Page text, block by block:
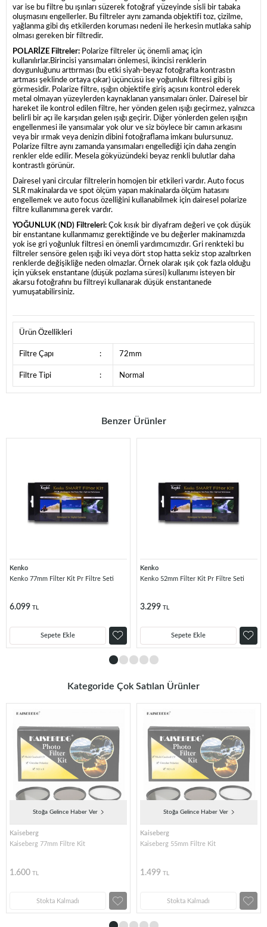
var ise bu filtre bu ışınları süzerek fotoğraf yüzeyinde sisli bir tabaka
oluşmasını engellerler. Bu filtreler aynı zamanda objektifi toz, çizilme,
yağlanma gibi dış etkilerden koruması nedeni ile herkesin mutlaka sahip
olması gereken bir filtredir.
POLARİZE Filtreler: Polarize filtreler üç önemli amaç için
kullanılırlar.Birincisi yansımaları önlemesi, ikincisi renklerin
doygunluğunu arttırması (bu etki siyah-beyaz fotoğrafta kontrastın
artması şeklinde ortaya çıkar) üçüncüsü ise yoğunluk filtresi gibi iş
görmesidir. Polarize filtre, ışığın objektife giriş açısını kontrol ederek
metal olmayan yüzeylerden kaynaklanan yansımaları önler. Dairesel bir
hareket ile kontrol edilen filtre, her yönden gelen ışığı geçirmez, yalnızca
belirli bir açı ile karşıdan gelen ışığı geçirir. Diğer yönlerden gelen ışığın
engellenmesi ile yansımalar yok olur ve siz böylece bir camın arkasını
veya bir ırmak veya denizin dibini fotoğraflama imkanı bulursunuz.
Polarize filtre aynı zamanda yansımaları engellediği için daha zengin
renkler elde edilir. Mesela gökyüzündeki beyaz renkli bulutlar daha
kontrastlı görünür.
Dairesel yani circular filtrelerin homojen bir etkileri vardır. Auto focus
SLR makinalarda ve spot ölçüm yapan makinalarda ölçüm hatasını
engellemek ve auto focus özelliğini kullanabilmek için dairesel polarize
filtre kullanımına gerek vardır.
YOĞUNLUK (ND) Filtreleri: Çok kısık bir diyafram değeri ve çok düşük
bir enstantane kullanmamız gerektiğinde ve bu değerler makinamızda
yok ise gri yoğunluk filtresi en önemli yardımcımızdır. Gri renkteki bu
filtreler sensöre gelen ışığı iki veya dört stop hatta sekiz stop azaltırken
renklerde değişikliğe neden olmazlar. Örnek olarak ışık çok fazla olduğu
için yüksek enstantane (düşük pozlama süresi) kullanımı isteyen bir
akarsu fotoğrafını bu filtreyi kullanarak düşük enstantanede
yumuşatabilirsiniz.
Ürün Özellikleri
Filtre Çapı : 72mm
Filtre Tipi : Normal
Benzer Ürünler
Kenko
Kenko 77mm Filter Kit Pr Filtre Seti
6.099 TL
Sepete Ekle
Kenko
Kenko 52mm Filter Kit Pr Filtre Seti
3.299 TL
Sepete Ekle
Kategoride Çok Satılan Ürünler
Stoğa Gelince Haber Ver
Kaiseberg
Kaiseberg 77mm Filtre Kit
1.600 TL
Stokta Kalmadı
Stoğa Gelince Haber Ver
Kaiseberg
Kaiseberg 55mm Filtre Kit
1.499 TL
Stokta Kalmadı